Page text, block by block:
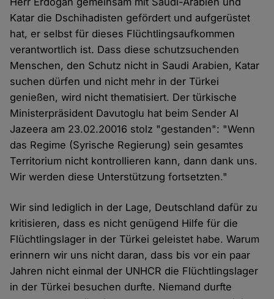
Katar die Dschihadisten gefördert und aufgerüstet
hat, er selbst für dieses Flüchtlingsaufkommen
verantwortlich ist. Dass diese schutzsuchenden
Menschen, den Schutz nicht in Saudi Arabien, Katar
suchen dürfen und nicht mehr in der Türkei
genießen, wird nicht thematisiert. Der türkische
Ministerpräsident Davutoglu hat beim Sender Al
Jazeera am 23.02.20016 stolz "gestanden": "Wenn
das Regime (Syrische Regierung) sein gesamtes
Territorium nicht kontrollieren kann, dann dank uns.
Wir werden diese Unterstützung fortsetzten."
Wir sind lediglich in der Lage, Deutschland dafür zu
kritisieren, dass es nicht genügend Hilfe für die
Flüchtlingslager in der Türkei geleistet habe. Warum
erinnern wir uns nicht daran, dass bis vor ein paar
Jahren nicht einmal der UNHCR die Flüchtlingslager
in der Türkei besuchen durfte. Niemand durfte